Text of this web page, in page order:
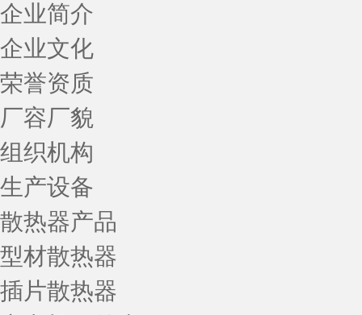
企业简介
企业文化
荣誉资质
厂容厂貌
组织机构
生产设备
散热器产品
型材散热器
插片散热器